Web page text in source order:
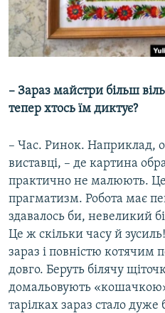
– Зараз майстри більш
тепер хтось їм диктує?
– Час. Ринок. Наприклад,
виставці, – де картина
практично не малюють.
прагматизм. Робота має
здавалось би, невеликий
Це ж скільки часу й
зараз і повністю котячим
довго. Беруть білячу
домальовують
тарілках зараз стало дуже